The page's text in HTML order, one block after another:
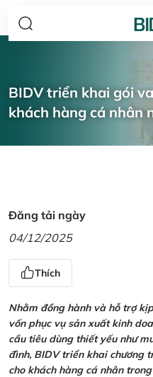
BIDV triển khai gói
khách hàng cá nhân
Đăng tải ngày
04/12/2025
Thích
Nhằm đồng hành và hỗ trợ
vốn phục vụ sản xuất kinh
cầu tiêu dùng thiết yếu như
đình, BIDV triển khai chương
cho khách hàng cá nhân